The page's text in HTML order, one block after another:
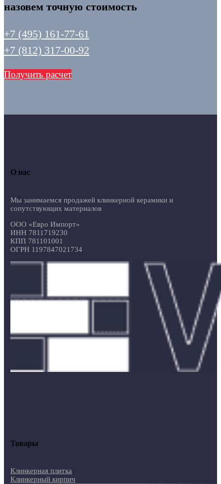
назовем точную стоимость
+7 (495) 161-77-61
+7 (812) 317-00-92
Получить расчет
О нас
Мы занимаемся продажей клинкерной керамики и
сопутствующих материалов
ООО «Евро Импорт»
ИНН 7811719230
КПП 781101001
ОГРН 1197847021734
Товары
Клинкерная плитка
Клинкерный кирпич